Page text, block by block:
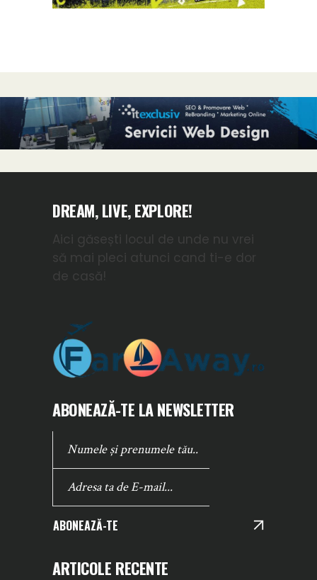
DREAM, LIVE, EXPLORE!
Aici găsești locul de unde nu vrei
să mai pleci atunci cand ti-e dor
de casă!
ABONEAZĂ-TE LA NEWSLETTER
ABONEAZĂ-TE
ARTICOLE RECENTE